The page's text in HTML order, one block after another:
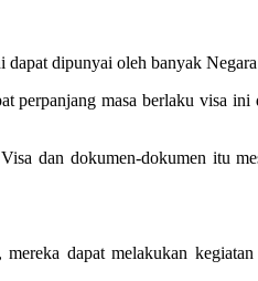
dipunyai oleh banyak
perpanjang masa berlaku visa ini
dan dokumen-dokumen itu
dapat melakukan kegiatan